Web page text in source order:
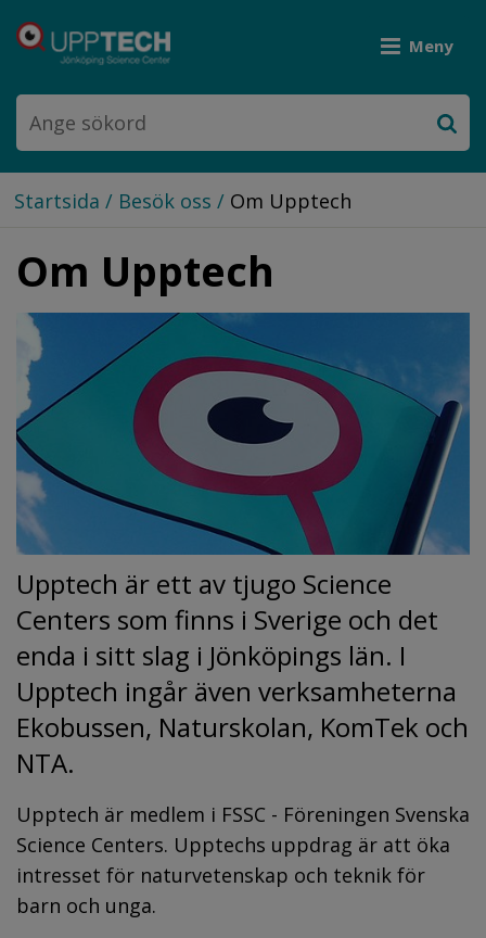
Meny
Startsida / Besök oss / Om Upptech
Om Upptech
Upptech är ett av tjugo Science
Centers som finns i Sverige och det
enda i sitt slag i Jönköpings län. I
Upptech ingår även verksamheterna
Ekobussen, Naturskolan, KomTek och
NTA.
Upptech är medlem i FSSC - Föreningen Svenska
Science Centers. Upptechs uppdrag är att öka
intresset för naturvetenskap och teknik för
barn och unga.